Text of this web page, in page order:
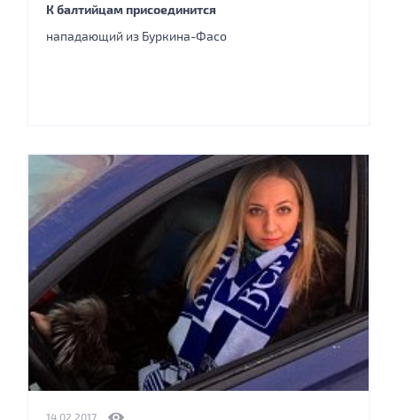
К балтийцам присоединится
нападающий из Буркина-Фасо
14.02.2017